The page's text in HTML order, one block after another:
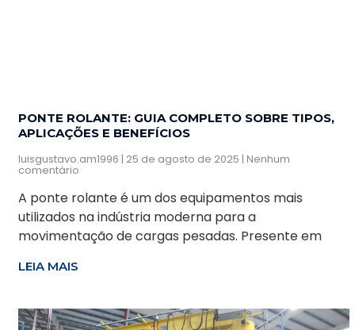
PONTE ROLANTE: GUIA COMPLETO SOBRE TIPOS,
APLICAÇÕES E BENEFÍCIOS
luisgustavo.am1996 25 de agosto de 2025 Nenhum
comentário
A ponte rolante é um dos equipamentos mais
utilizados na indústria moderna para a
movimentação de cargas pesadas. Presente em
LEIA MAIS